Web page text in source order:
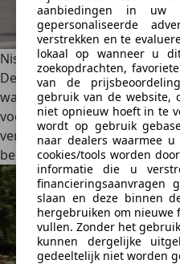
aanbiedingen in
gepersonaliseerde
verstrekken en te
lokaal op wanneer u
zoekopdrachten,
van de
gebruik van de website,
niet opnieuw hoeft in te
wordt op gebruik
naar dealers waarmee
cookies/tools worden
informatie die u
financieringsaanvragen
slaan en deze binnen
hergebruiken om nieuwe
vullen. Zonder het
kunnen dergelijke
gedeeltelijk niet worden
Nissan Leaf
De
Nissan Leafwerd voor het
was een van deeerste
voertuigenop de markt.
verschillende updates
best verkochte elektrische